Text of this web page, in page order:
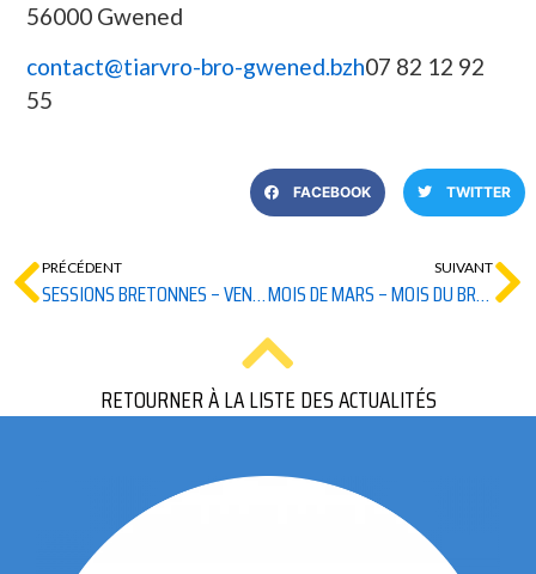
56000 Gwened
contact@tiarvro-bro-gwened.bzh07 82 12 92
55
FACEBOOK TWITTER
PRÉCÉDENT
SESSIONS BRETONNES – VENEZ RÉINVENTER LE RÉPERTOIRE BRETON !
SUIVANT
MOIS DE MARS – MOIS DU BRETON ET DU GALLO 2026
RETOURNER À LA LISTE DES ACTUALITÉS